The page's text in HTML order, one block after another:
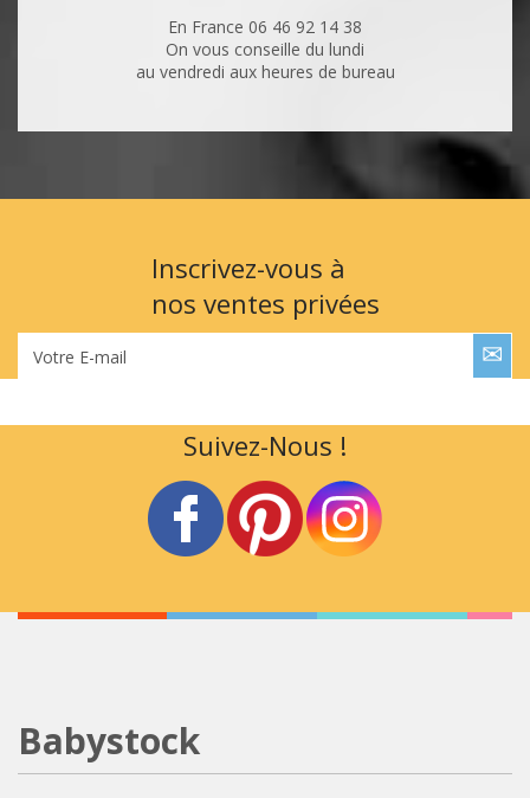
En France 06 46 92 14 38
On vous conseille du lundi
au vendredi aux heures de bureau
Inscrivez-vous à
nos ventes privées
Votre E-mail
Suivez-Nous !
Babystock